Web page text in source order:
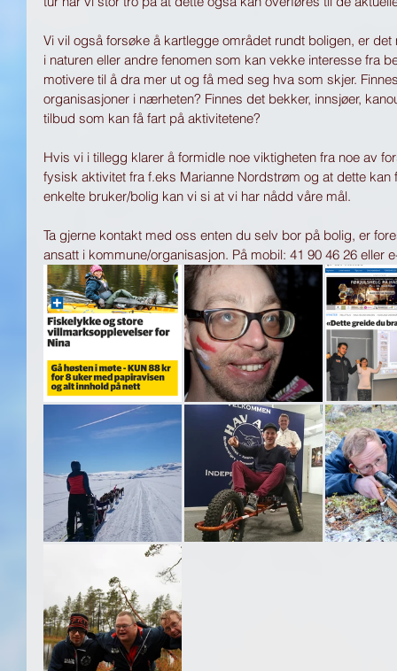
Vi vil også forsøke å kartlegge området rundt boligen, er
i naturen eller andre fenomen som kan vekke interesse fra
motivere til å dra mer ut og få med seg hva som skjer.
organisasjoner i nærheten? Finnes det bekker, innsjøer,
tilbud som kan få fart på aktivitetene?
Hvis vi i tillegg klarer å formidle noe viktigheten fra noe av
fysisk aktivitet fra f.eks Marianne Nordstrøm og at dette
enkelte bruker/bolig kan vi si at vi har nådd våre mål.
Ta gjerne kontakt med oss enten du selv bor på bolig, er
ansatt i kommune/organisasjon. På mobil: 41 90 46 26 eller